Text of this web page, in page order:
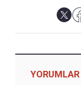
YORUMLAR